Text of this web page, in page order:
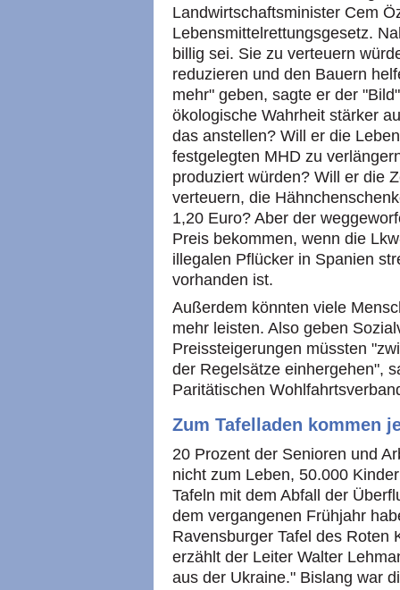
Landwirtschaftsminister Cem
Lebensmittelrettungsgesetz.
billig sei. Sie zu verteuern
reduzieren und den Bauern
mehr" geben, sagte er der
ökologische Wahrheit stärker
das anstellen? Will er die
festgelegten MHD zu
produziert würden? Will er die
verteuern, die
1,20 Euro? Aber der
Preis bekommen, wenn die
illegalen Pflücker in Spanien
vorhanden ist.
Außerdem könnten viele
mehr leisten. Also geben
Preissteigerungen müssten
der Regelsätze einhergehen",
Paritätischen
Zum Tafelladen kommen
20 Prozent der Senioren und
nicht zum Leben, 50.000
Tafeln mit dem Abfall der
dem vergangenen Frühjahr
Ravensburger Tafel des Roten
erzählt der Leiter Walter
aus der Ukraine." Bislang war